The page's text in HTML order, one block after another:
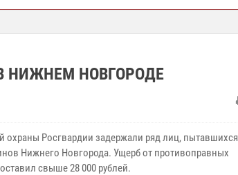
НИЖНЕМ НОВГОРОДЕ
охраны Росгвардии задержали ряд лиц, пытавшихся
Нижнего Новгорода. Ущерб от противоправных
свыше 28 000 рублей.